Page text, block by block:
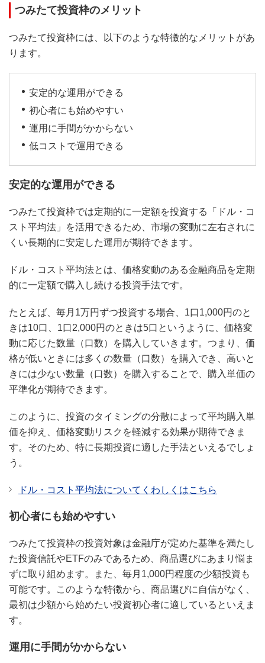
つみたて投資枠のメリット
つみたて投資枠には、以下のような特徴的なメリットがあ
ります。
安定的な運用ができる
初心者にも始めやすい
運用に手間がかからない
低コストで運用できる
安定的な運用ができる
つみたて投資枠では定期的に一定額を投資する「ドル・コ
スト平均法」を活用できるため、市場の変動に左右されに
くい長期的に安定した運用が期待できます。
ドル・コスト平均法とは、価格変動のある金融商品を定期
的に一定額で購入し続ける投資手法です。
たとえば、毎月1万円ずつ投資する場合、1口1,000円のと
きは10口、1口2,000円のときは5口というように、価格変
動に応じた数量（口数）を購入していきます。つまり、価
格が低いときには多くの数量（口数）を購入でき、高いと
きには少ない数量（口数）を購入することで、購入単価の
平準化が期待できます。
このように、投資のタイミングの分散によって平均購入単
価を抑え、価格変動リスクを軽減する効果が期待できま
す。そのため、特に長期投資に適した手法といえるでしょ
う。
ドル・コスト平均法についてくわしくはこちら
初心者にも始めやすい
つみたて投資枠の投資対象は金融庁が定めた基準を満たし
た投資信託やETFのみであるため、商品選びにあまり悩ま
ずに取り組めます。また、毎月1,000円程度の少額投資も
可能です。このような特徴から、商品選びに自信がなく、
最初は少額から始めたい投資初心者に適しているといえま
す。
運用に手間がかからない